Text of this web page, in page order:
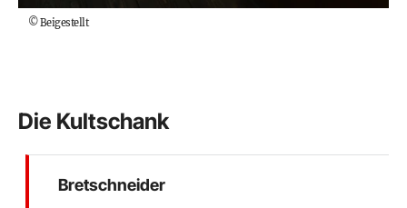
©Beigestellt
Die Kultschank
Bretschneider